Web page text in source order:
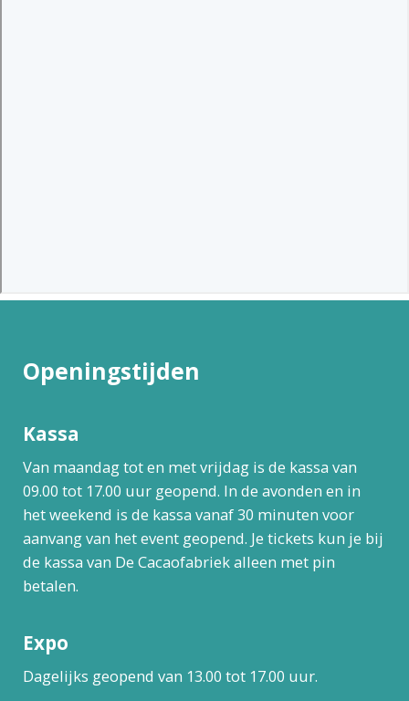
Openingstijden
Kassa
Van maandag tot en met vrijdag is de kassa van
09.00 tot 17.00 uur geopend. In de avonden en in
het weekend is de kassa vanaf 30 minuten voor
aanvang van het event geopend. Je tickets kun je bij
de kassa van De Cacaofabriek alleen met pin
betalen.
Expo
Dagelijks geopend van 13.00 tot 17.00 uur.